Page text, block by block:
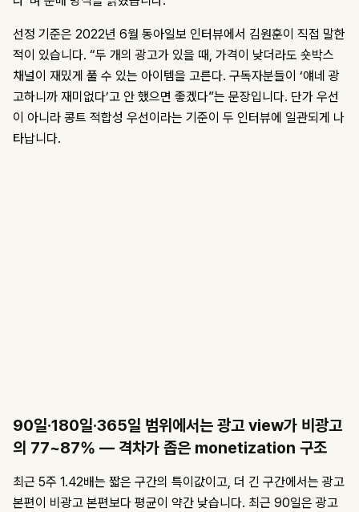
선정 기준은 2022년 6월 동아일보 인터뷰에서 김원훈이 직접 말한
적이 있습니다. “두 개의 광고가 있을 때, 가격이 낮더라도 숏박스
채널이 재밌게 풀 수 있는 아이템을 고른다. 구독자분들이 ‘얘네 광
고하니까 재미없다’고 안 했으면 좋겠다”는 문장입니다. 단가 우선
이 아니라 콩트 적합성 우선이라는 기준이 두 인터뷰에 일관되게 나
타납니다.
90일·180일·365일 범위에서는 광고 view가 비광고
의 77~87% — 격차가 좁은 monetization 구조
최근 5주 1.42배는 짧은 구간의 특이값이고, 더 긴 구간에서는 광고
본편이 비광고 본편보다 평균이 약간 낮습니다. 최근 90일은 광고